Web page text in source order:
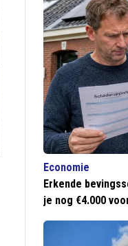
Economie
Erkende
je nog €4.000